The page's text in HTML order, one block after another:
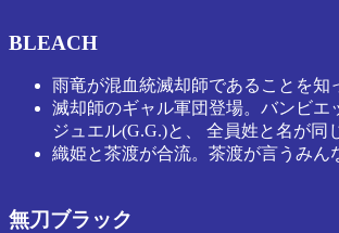
BLEACH
雨竜が混血統滅却師であることを知
滅却師のギャル軍団登場。バンビエ
ジュエル(G.G.)と、 全員姓と名が同
織姫と茶渡が合流。茶渡が言うみん
無刀ブラック